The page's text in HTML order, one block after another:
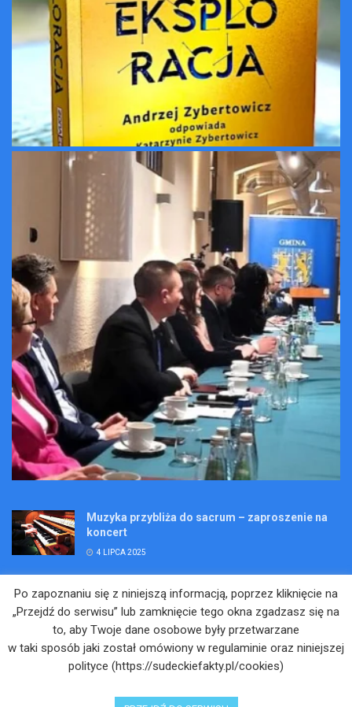
Muzyka przybliża do sacrum – zaproszenie na
koncert
4 LIPCA 2025
Kopalniane Ekspedycje
Adam Maciejczyk: „Chcemy przełamywać
bariery. Nie tylko bólu…”
Po zapoznaniu się z niniejszą informacją, poprzez kliknięcie na
„Przejdź do serwisu” lub zamknięcie tego okna zgadzasz się na
to, aby Twoje dane osobowe były przetwarzane
w taki sposób jaki został omówiony w regulaminie oraz niniejszej
polityce (https://sudeckiefakty.pl/cookies)